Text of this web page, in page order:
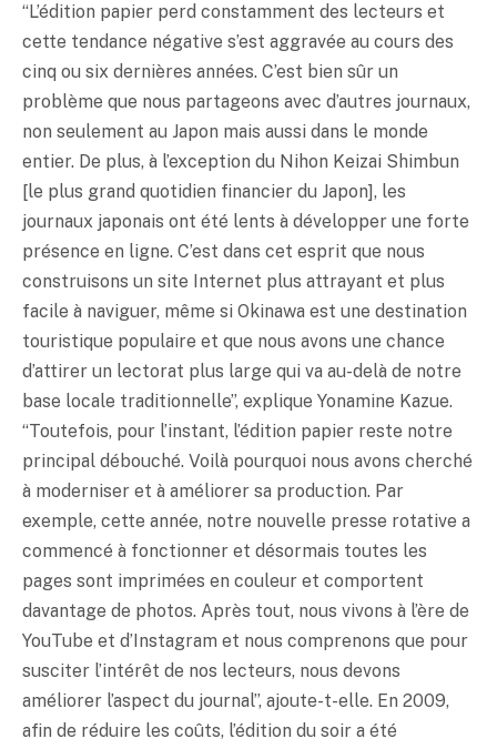
“L’édition papier perd constamment des lecteurs et
cette tendance négative s’est aggravée au cours des
cinq ou six dernières années. C’est bien sûr un
problème que nous partageons avec d’autres journaux,
non seulement au Japon mais aussi dans le monde
entier. De plus, à l’exception du Nihon Keizai Shimbun
[le plus grand quotidien financier du Japon], les
journaux japonais ont été lents à développer une forte
présence en ligne. C’est dans cet esprit que nous
construisons un site Internet plus attrayant et plus
facile à naviguer, même si Okinawa est une destination
touristique populaire et que nous avons une chance
d’attirer un lectorat plus large qui va au-delà de notre
base locale traditionnelle”, explique Yonamine Kazue.
“Toutefois, pour l’instant, l’édition papier reste notre
principal débouché. Voilà pourquoi nous avons cherché
à moderniser et à améliorer sa production. Par
exemple, cette année, notre nouvelle presse rotative a
commencé à fonctionner et désormais toutes les
pages sont imprimées en couleur et comportent
davantage de photos. Après tout, nous vivons à l’ère de
YouTube et d’Instagram et nous comprenons que pour
susciter l’intérêt de nos lecteurs, nous devons
améliorer l’aspect du journal”, ajoute-t-elle. En 2009,
afin de réduire les coûts, l’édition du soir a été